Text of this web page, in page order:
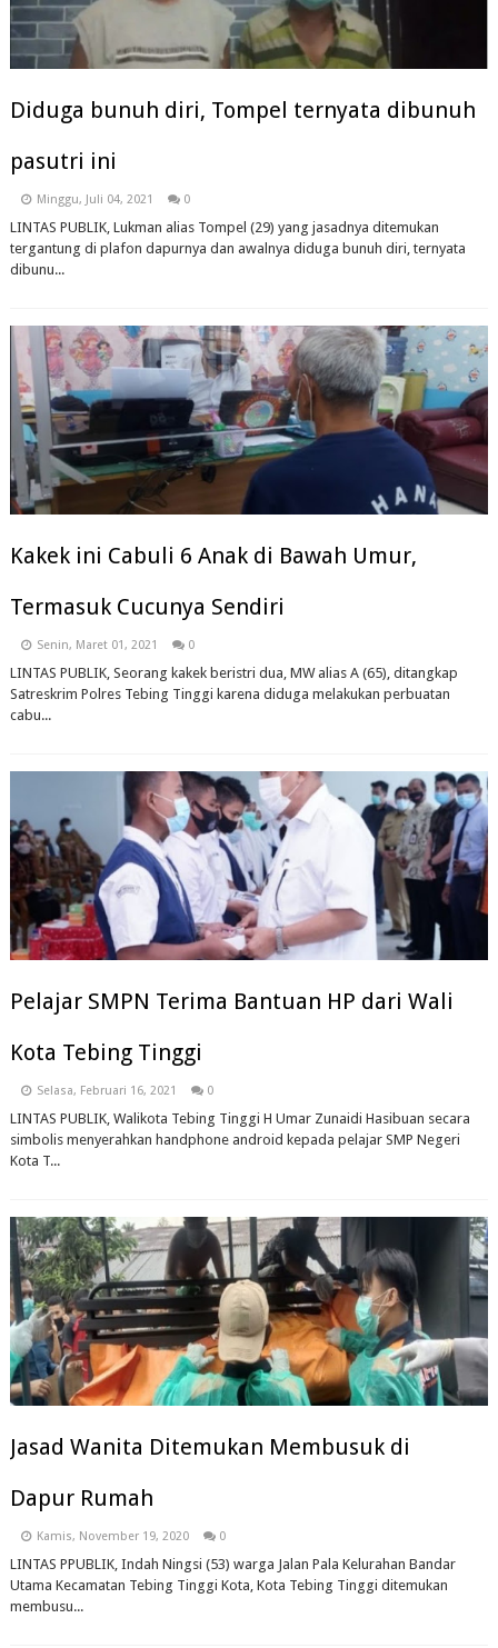
Diduga bunuh diri, Tompel ternyata dibunuh
pasutri ini
Minggu, Juli 04, 2021 0
LINTAS PUBLIK, Lukman alias Tompel (29) yang jasadnya ditemukan
tergantung di plafon dapurnya dan awalnya diduga bunuh diri, ternyata
dibunu...
Kakek ini Cabuli 6 Anak di Bawah Umur,
Termasuk Cucunya Sendiri
Senin, Maret 01, 2021 0
LINTAS PUBLIK, Seorang kakek beristri dua, MW alias A (65), ditangkap
Satreskrim Polres Tebing Tinggi karena diduga melakukan perbuatan
cabu...
Pelajar SMPN Terima Bantuan HP dari Wali
Kota Tebing Tinggi
Selasa, Februari 16, 2021 0
LINTAS PUBLIK, Walikota Tebing Tinggi H Umar Zunaidi Hasibuan secara
simbolis menyerahkan handphone android kepada pelajar SMP Negeri
Kota T...
Jasad Wanita Ditemukan Membusuk di
Dapur Rumah
Kamis, November 19, 2020 0
LINTAS PPUBLIK, Indah Ningsi (53) warga Jalan Pala Kelurahan Bandar
Utama Kecamatan Tebing Tinggi Kota, Kota Tebing Tinggi ditemukan
membusu...